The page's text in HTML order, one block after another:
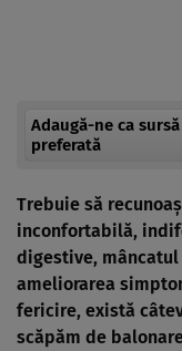
Adaugă-ne ca sursă
preferată
Trebuie să
inconfortabilă,
digestive,
ameliorarea
fericire, există
scăpăm de